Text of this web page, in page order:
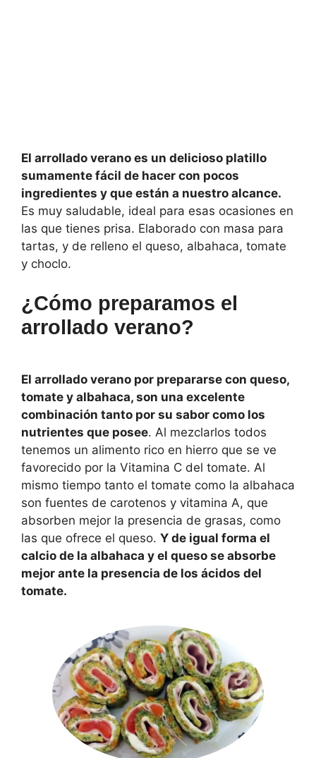
El arrollado verano es un delicioso platillo
sumamente fácil de hacer con pocos
ingredientes y que están a nuestro alcance.
Es muy saludable, ideal para esas ocasiones en
las que tienes prisa. Elaborado con masa para
tartas, y de relleno el queso, albahaca, tomate
y choclo.
¿Cómo preparamos el
arrollado verano?
El arrollado verano por prepararse con queso,
tomate y albahaca, son una excelente
combinación tanto por su sabor como los
nutrientes que posee. Al mezclarlos todos
tenemos un alimento rico en hierro que se ve
favorecido por la Vitamina C del tomate. Al
mismo tiempo tanto el tomate como la albahaca
son fuentes de carotenos y vitamina A, que
absorben mejor la presencia de grasas, como
las que ofrece el queso. Y de igual forma el
calcio de la albahaca y el queso se absorbe
mejor ante la presencia de los ácidos del
tomate.